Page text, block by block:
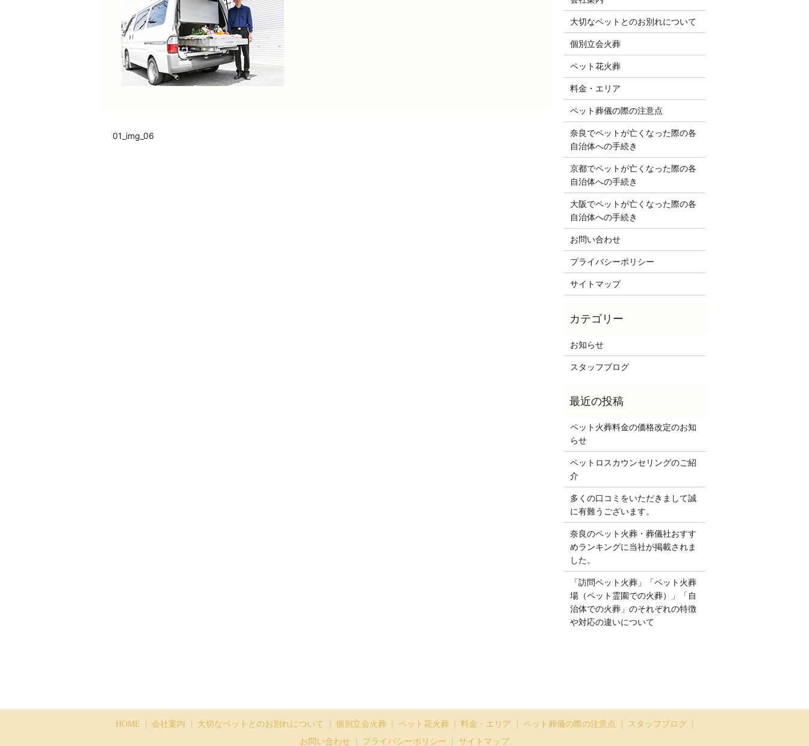
01_img_06
大切なペットとのお別れについて
個別立会火葬
ペット花火葬
料金・エリア
ペット葬儀の際の注意点
奈良でペットが亡くなった際の各
自治体への手続き
京都でペットが亡くなった際の各
自治体への手続き
大阪でペットが亡くなった際の各
自治体への手続き
お問い合わせ
プライバシーポリシー
サイトマップ
お知らせ
スタッフブログ
ペット火葬料金の価格改定のお知
らせ
ペットロスカウンセリングのご紹
介
多くの口コミをいただきまして誠
に有難うございます。
奈良のペット火葬・葬儀社おすす
めランキングに当社が掲載されま
した。
「訪問ペット火葬」「ペット火葬
場（ペット霊園での火葬）」「自
治体での火葬」のそれぞれの特徴
や対応の違いについて
HOME 会社案内 大切なペットとのお別れについて 個別立会火葬 ペット花火葬 料金・エリア ペット葬儀の際の注意点
スタッフブログ
お問い合わせ
プライバシーポリシー サイトマップ